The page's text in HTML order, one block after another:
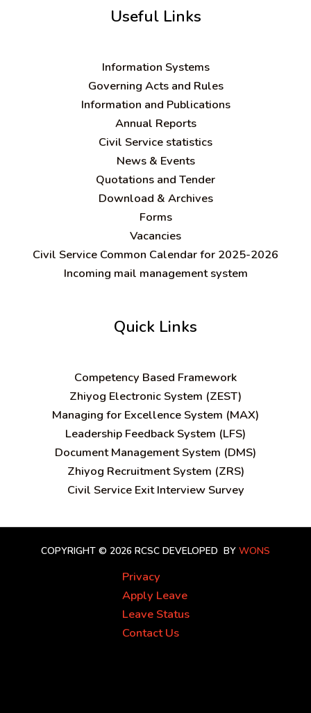
Useful Links
Information Systems
Governing Acts and Rules
Information and Publications
Annual Reports
Civil Service statistics
News & Events
Quotations and Tender
Download & Archives
Forms
Vacancies
Civil Service Common Calendar for 2025-2026
Incoming mail management system
Quick Links
Competency Based Framework
Zhiyog Electronic System (ZEST)
Managing for Excellence System (MAX)
Leadership Feedback System (LFS)
Document Management System (DMS)
Zhiyog Recruitment System (ZRS)
Civil Service Exit Interview Survey
COPYRIGHT © 2026 RCSC DEVELOPED BY WONS
Privacy
Apply Leave
Leave Status
Contact Us